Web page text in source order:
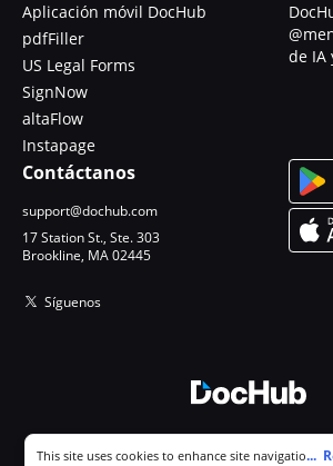
Aplicación móvil DocHub
pdfFiller
US Legal Forms
SignNow
altaFlow
Instapage
de IA
Contáctanos
support@dochub.com
17 Station St., Ste. 303
Brookline, MA 02445
Síguenos
Cookie consent notice
This site uses cookies to enhance site navigation...